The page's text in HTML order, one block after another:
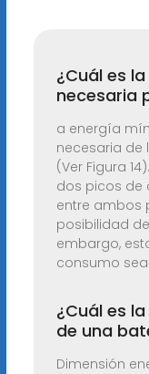
¿Cuál es
necesaria
a energía
necesaria de
(Ver Figura
dos picos de
entre ambos
posibilidad
embargo,
consumo
¿Cuál es
de una
Dimensión